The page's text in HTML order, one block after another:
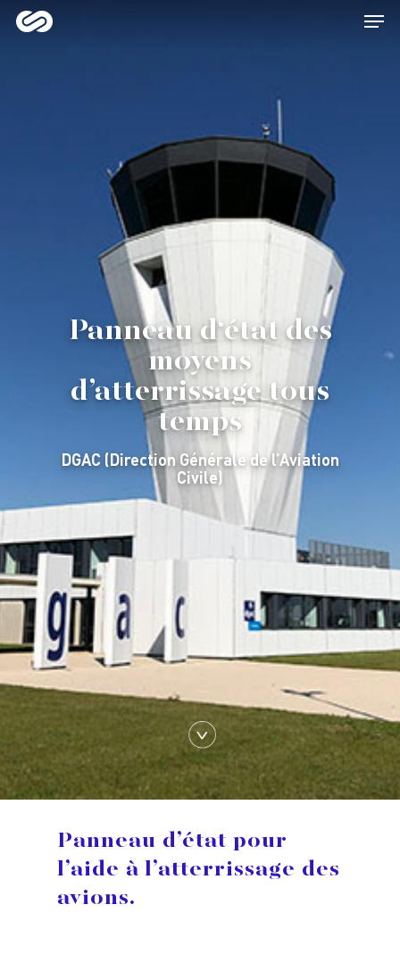
Panneau d‘état des
moyens
d’atterrissage tous
temps
DGAC (Direction Générale de l’Aviation
Civile)
Panneau d’état pour
l’aide à l’atterrissage des
avions.